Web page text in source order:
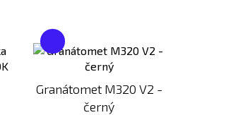
k
porovnaniu
Granátomet M320 V2 -
černý
k